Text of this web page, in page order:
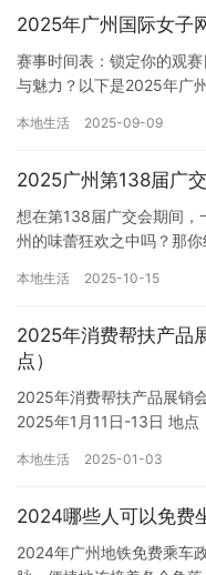
2025年广州国际女子
赛事时间表：锁定你的观
与魅力？以下是2025年广
本地生活 2025-09-09
2025广州第138届广
想在第138届广交会期间，
州的味蕾狂欢之中吗？那
本地生活 2025-10-15
2025年消费帮扶产品
点）
2025年消费帮扶产品展销
2025年1月11日-13日 地
本地生活 2025-01-03
2024哪些人可以免费
2024年广州地铁免费乘车